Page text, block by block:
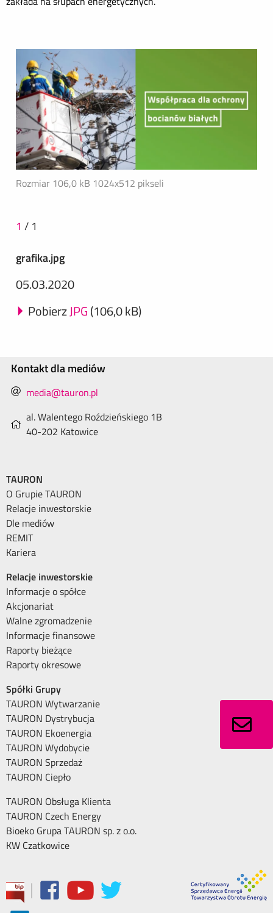
Rozmiar 106,0 kB 1024x512 pikseli
1 / 1
grafika.jpg
05.03.2020
PobierzJPG(106,0 kB)
Kontakt dla mediów
media@tauron.pl
al. Walentego Roździeńskiego 1B
40-202 Katowice
TAURON
O Grupie TAURON
Relacje inwestorskie
Dle mediów
REMIT
Kariera
Relacje inwestorskie
Informacje o spółce
Akcjonariat
Walne zgromadzenie
Informacje finansowe
Raporty bieżące
Raporty okresowe
Spółki Grupy
TAURON Wytwarzanie
TAURON Dystrybucja
TAURON Ekoenergia
TAURON Wydobycie
TAURON Sprzedaż
TAURON Ciepło
TAURON Obsługa Klienta
TAURON Czech Energy
Bioeko Grupa TAURON sp. z o.o.
KW Czatkowice
|